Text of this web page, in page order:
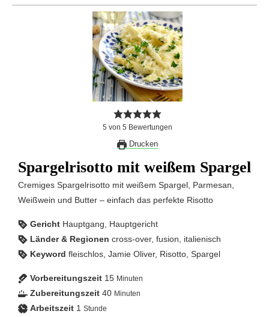
5 von 5 Bewertungen
Drucken
Spargelrisotto mit weißem Spargel
Cremiges Spargelrisotto mit weißem Spargel, Parmesan,
Weißwein und Butter – einfach das perfekte Risotto
Gericht Hauptgang, Hauptgericht
Länder & Regionen cross-over, fusion, italienisch
Keyword fleischlos, Jamie Oliver, Risotto, Spargel
Vorbereitungszeit 15 Minuten
Zubereitungszeit 40 Minuten
Arbeitszeit 1 Stunde